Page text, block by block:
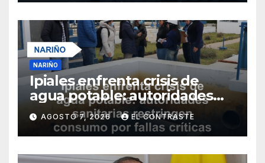
NARIÑO
Ipiales enfrenta crisis de
agua potable: autoridades
sanitarias restringen
consumo por fallas críticas
en tratamiento
AGOSTO 7, 2026 EL CONTRASTE